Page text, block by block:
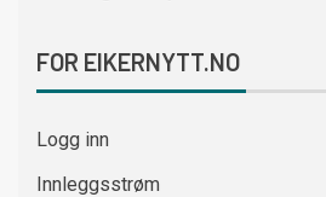
FOR EIKERNYTT.NO
Logg inn
Innleggsstrøm